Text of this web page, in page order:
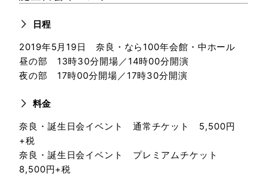
日程
2019年5月19日 奈良・なら100年会館・中ホール
昼の部 13時30分開場／14時00分開演
夜の部 17時00分開場／17時30分開演
料金
奈良・誕生日会イベント 通常チケット 5,500円
+税
奈良・誕生日会イベント プレミアムチケット
8,500円+税